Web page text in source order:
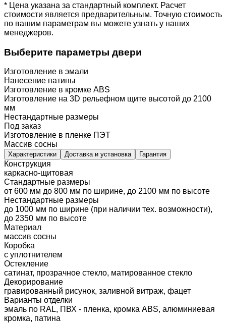
* Цена указана за стандартный комплект. Расчет
стоимости является предварительным. Точную стоимость
по вашим параметрам вы можете узнать у наших
менеджеров.
Выберите параметры двери
Изготовление в эмали
Нанесение патины
Изготовление в кромке ABS
Изготовление на 3D рельефном щите высотой до 2100
мм
Нестандартные размеры
Под заказ
Изготовление в пленке ПЭТ
Массив сосны
Характеристики Доставка и установка Гарантия
Конструкция
каркасно-щитовая
Стандартные размеры
от 600 мм до 800 мм по ширине, до 2100 мм по высоте
Нестандартные размеры
до 1000 мм по ширине (при наличии тех. возможности),
до 2350 мм по высоте
Материал
массив сосны
Коробка
с уплотнителем
Остекление
сатинат, прозрачное стекло, матированное стекло
Декорирование
гравированный рисунок, заливной витраж, фацет
Варианты отделки
эмаль по RAL, ПВХ - пленка, кромка ABS, алюминиевая
кромка, патина